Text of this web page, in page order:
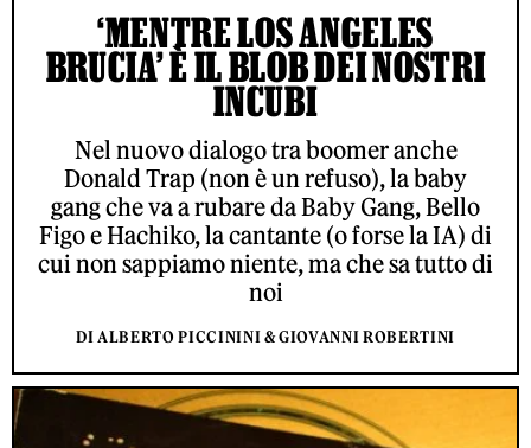
‘MENTRE LOS ANGELES
BRUCIA’ È IL BLOB DEI NOSTRI
INCUBI
Nel nuovo dialogo tra boomer anche
Donald Trap (non è un refuso), la baby
gang che va a rubare da Baby Gang, Bello
Figo e Hachiko, la cantante (o forse la IA) di
cui non sappiamo niente, ma che sa tutto di
noi
DI ALBERTO PICCININI & GIOVANNI ROBERTINI